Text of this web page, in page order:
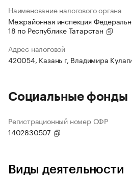
Наименование налогового органа
Межрайонная инспекция
18 по Республике Татарстан
Адрес налоговой
420054, Казань г, Владимира
Социальные фонды
Регистрационный номер СФР
1402830507
Виды деятельности